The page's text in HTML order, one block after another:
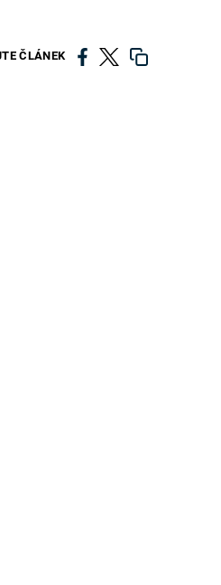
ČLÁNEK